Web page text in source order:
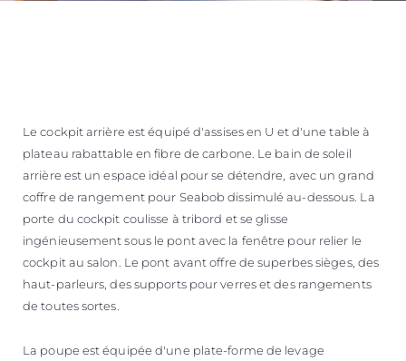
Le cockpit arrière est équipé d'assises en U et d'une table à
plateau rabattable en fibre de carbone. Le bain de soleil
arrière est un espace idéal pour se détendre, avec un grand
coffre de rangement pour Seabob dissimulé au-dessous. La
porte du cockpit coulisse à tribord et se glisse
ingénieusement sous le pont avec la fenêtre pour relier le
cockpit au salon. Le pont avant offre de superbes sièges, des
haut-parleurs, des supports pour verres et des rangements
de toutes sortes.
La poupe est équipée d'une plate-forme de levage